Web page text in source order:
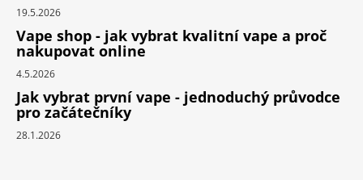
19.5.2026
Vape shop - jak vybrat kvalitní vape a proč
nakupovat online
4.5.2026
Jak vybrat první vape - jednoduchý průvodce
pro začátečníky
28.1.2026